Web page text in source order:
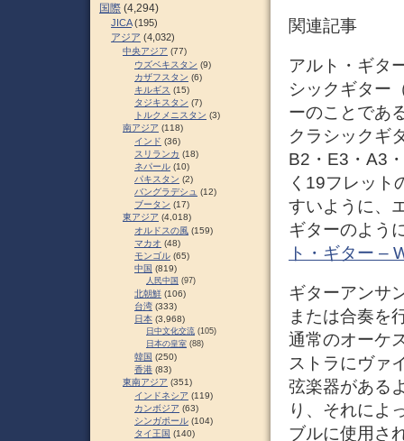
関連記事
アルト・ギタ
シックギター
ーのことであ
クラシックギ
B2・E3・A3
く19フレット
すいように、
ギターのよう
ト・ギター –
ギターアンサ
または合奏を
通常のオーケ
ストラにヴァ
弦楽器がある
り、それによ
ブルに使用さ
国際 (4,294)
JICA(195)
アジア (4,032)
中央アジア (77)
ウズベキスタン (9)
カザフスタン (6)
キルギス (15)
タジキスタン (7)
トルクメニスタン (3)
南アジア (118)
インド (36)
スリランカ (18)
ネパール (10)
パキスタン (2)
バングラデシュ (12)
ブータン (17)
東アジア (4,018)
オルドスの風 (159)
マカオ (48)
モンゴル (65)
中国 (819)
人民中国 (97)
北朝鮮 (106)
台湾 (333)
日本 (3,968)
日中文化交流 (105)
日本の皇室 (88)
韓国 (250)
香港 (83)
東南アジア (351)
インドネシア (119)
カンボジア (63)
シンガポール (104)
タイ王国 (140)